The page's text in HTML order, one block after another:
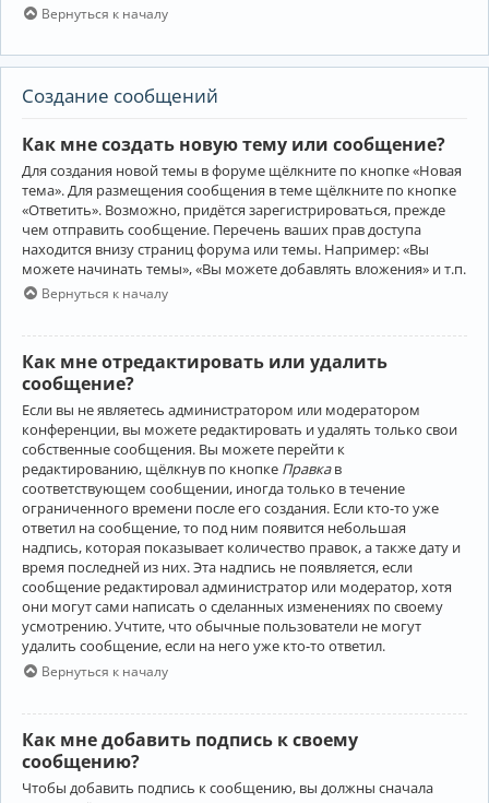
Вернуться к началу
Создание сообщений
Как мне создать новую тему или сообщение?
Для создания новой темы в форуме щёлкните по кнопке «Новая
тема». Для размещения сообщения в теме щёлкните по кнопке
«Ответить». Возможно, придётся зарегистрироваться, прежде
чем отправить сообщение. Перечень ваших прав доступа
находится внизу страниц форума или темы. Например: «Вы
можете начинать темы», «Вы можете добавлять вложения» и т.п.
Вернуться к началу
Как мне отредактировать или удалить
сообщение?
Если вы не являетесь администратором или модератором
конференции, вы можете редактировать и удалять только свои
собственные сообщения. Вы можете перейти к
редактированию, щёлкнув по кнопке Правкав
соответствующем сообщении, иногда только в течение
ограниченного времени после его создания. Если кто-то уже
ответил на сообщение, то под ним появится небольшая
надпись, которая показывает количество правок, а также дату и
время последней из них. Эта надпись не появляется, если
сообщение редактировал администратор или модератор, хотя
они могут сами написать о сделанных изменениях по своему
усмотрению. Учтите, что обычные пользователи не могут
удалить сообщение, если на него уже кто-то ответил.
Вернуться к началу
Как мне добавить подпись к своему
сообщению?
Чтобы добавить подпись к сообщению, вы должны сначала